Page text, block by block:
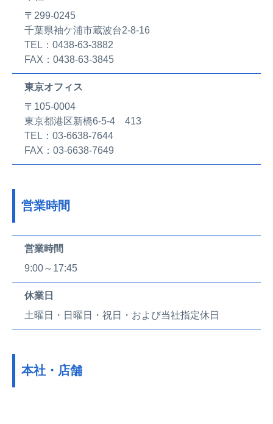
〒299-0245
千葉県袖ケ浦市蔵波台2-8-16
TEL：0438-63-3882
FAX：0438-63-3845
東京オフィス
〒105-0004
東京都港区新橋6-5-4 413
TEL：03-6638-7644
FAX：03-6638-7649
営業時間
営業時間
9:00～17:45
休業日
土曜日・日曜日・祝日・および当社指定休日
本社・店舗